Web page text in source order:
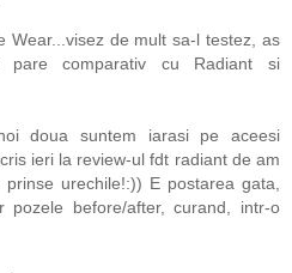
Wear...visez de mult sa-l testez, as
comparativ cu Radiant si
doua suntem iarasi pe aceesi
ieri la review-ul fdt radiant de am
urechile!:)) E postarea gata,
before/after, curand, intr-o